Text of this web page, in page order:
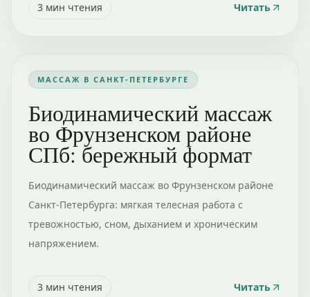
3 мин чтения Читать
МАССАЖ В САНКТ-ПЕТЕРБУРГЕ
Биодинамический массаж
во Фрунзенском районе
СПб: бережный формат
Биодинамический массаж во Фрунзенском районе
Санкт-Петербурга: мягкая телесная работа с
тревожностью, сном, дыханием и хроническим
напряжением.
3 мин чтения Читать